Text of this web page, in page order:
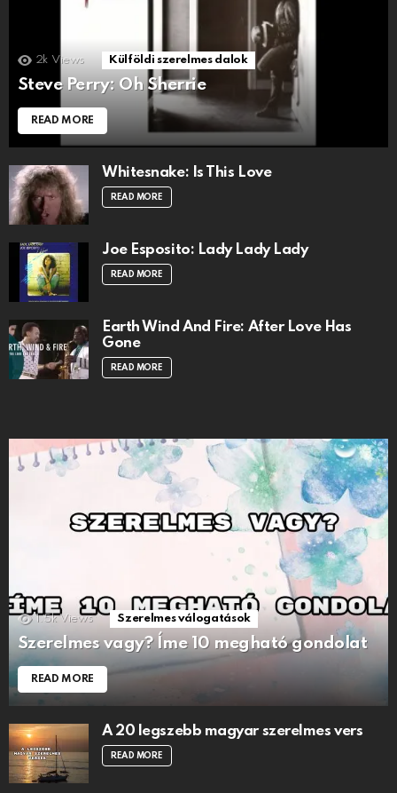
2k Views Külföldi szerelmes dalok
Steve Perry: Oh Sherrie
READ MORE
Whitesnake: Is This Love
READ MORE
Joe Esposito: Lady Lady Lady
READ MORE
Earth Wind And Fire: After Love Has
Gone
READ MORE
1.5k Views Szerelmes válogatások
Szerelmes vagy? Íme 10 megható gondolat
READ MORE
A 20 legszebb magyar szerelmes vers
READ MORE